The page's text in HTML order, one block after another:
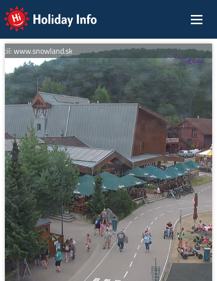
Holiday Info
www.snowland.sk